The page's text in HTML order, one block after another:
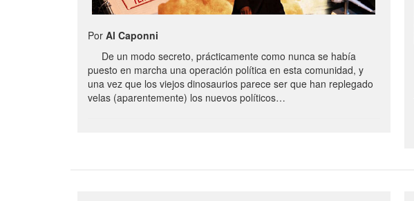
Por Al Caponni
De un modo secreto, prácticamente como nunca se había
puesto en marcha una operación política en esta comunidad, y
una vez que los viejos dinosaurios parece ser que han replegado
velas (aparentemente) los nuevos políticos…